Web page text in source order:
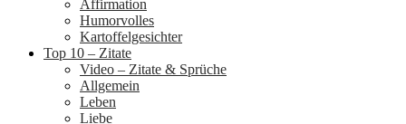
Affirmation
Humorvolles
Kartoffelgesichter
Top 10 – Zitate
Video – Zitate & Sprüche
Allgemein
Leben
Liebe